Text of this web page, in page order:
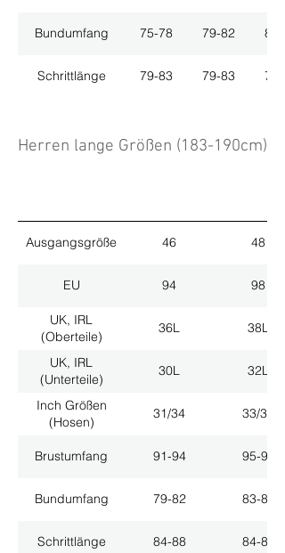
Bundumfang 75-78 79-82 83-
Schrittlänge 79-83 79-83 79-
Herren lange Größen (183-190cm)
Ausgangsgröße 46 48
EU 94 98
UK, IRL
(Oberteile)
36L 38L
UK, IRL
(Unterteile)
30L 32L
Inch Größen
(Hosen)
31/34 33/34
Brustumfang 91-94 95-98
Bundumfang 79-82 83-86
Schrittlänge 84-88 84-88